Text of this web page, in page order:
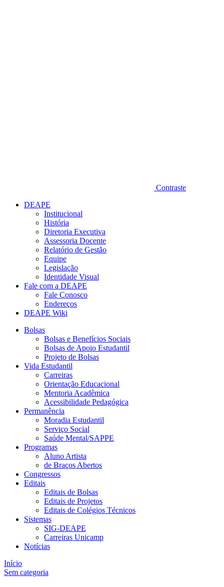
Contraste
DEAPE
Institucional
História
Diretoria Executiva
Assessoria Docente
Relatório de Gestão
Equipe
Legislação
Identidade Visual
Fale com a DEAPE
Fale Conosco
Endereços
DEAPE Wiki
Bolsas
Bolsas e Benefícios Sociais
Bolsas de Apoio Estudantil
Projeto de Bolsas
Vida Estudantil
Carreiras
Orientação Educacional
Mentoria Acadêmica
Acessibilidade Pedagógica
Permanência
Moradia Estudantil
Serviço Social
Saúde Mental/SAPPE
Programas
Aluno Artista
de Braços Abertos
Congressos
Editais
Editais de Bolsas
Editais de Projetos
Editais de Colégios Técnicos
Sistemas
SIG-DEAPE
Carreiras Unicamp
Notícias
Início
Sem categoria